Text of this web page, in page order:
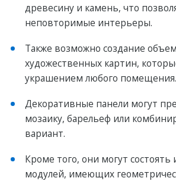
древесину и камень, что
неповторимые интерьеры.
Также возможно создание
художeственных картин,
украшением любого помещения.
Декоративные панели могут
мозаику, барельеф или
вариант.
Кроме того, они могут состоять
модулей, имеющих